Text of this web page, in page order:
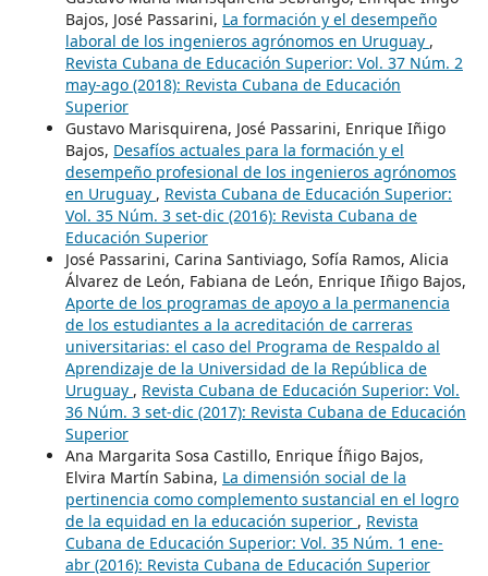
Bajos, José Passarini, La formación y el desempeño
laboral de los ingenieros agrónomos en Uruguay ,
Revista Cubana de Educación Superior: Vol. 37 Núm. 2
may-ago (2018): Revista Cubana de Educación
Superior
Gustavo Marisquirena, José Passarini, Enrique Iñigo
Bajos, Desafíos actuales para la formación y el
desempeño profesional de los ingenieros agrónomos
en Uruguay , Revista Cubana de Educación Superior:
Vol. 35 Núm. 3 set-dic (2016): Revista Cubana de
Educación Superior
José Passarini, Carina Santiviago, Sofía Ramos, Alicia
Álvarez de León, Fabiana de León, Enrique Iñigo Bajos,
Aporte de los programas de apoyo a la permanencia
de los estudiantes a la acreditación de carreras
universitarias: el caso del Programa de Respaldo al
Aprendizaje de la Universidad de la República de
Uruguay , Revista Cubana de Educación Superior: Vol.
36 Núm. 3 set-dic (2017): Revista Cubana de Educación
Superior
Ana Margarita Sosa Castillo, Enrique Íñigo Bajos,
Elvira Martín Sabina, La dimensión social de la
pertinencia como complemento sustancial en el logro
de la equidad en la educación superior , Revista
Cubana de Educación Superior: Vol. 35 Núm. 1 ene-
abr (2016): Revista Cubana de Educación Superior